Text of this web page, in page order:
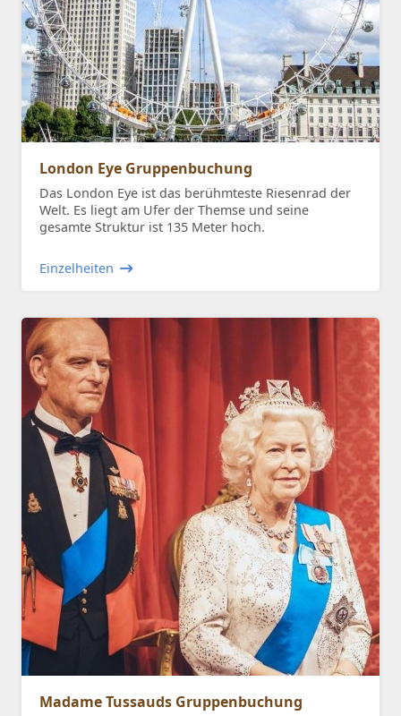
London Eye Gruppenbuchung
Das London Eye ist das berühmteste Riesenrad der
Welt. Es liegt am Ufer der Themse und seine
gesamte Struktur ist 135 Meter hoch.
Einzelheiten
Madame Tussauds Gruppenbuchung